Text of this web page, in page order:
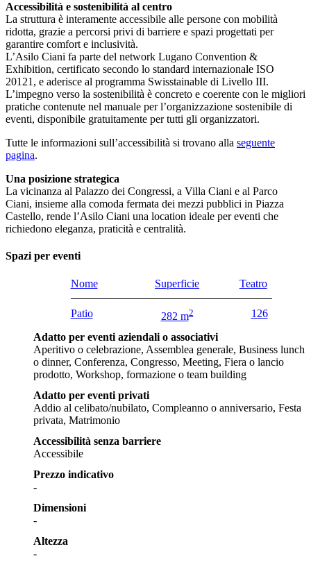
Accessibilità e sostenibilità al centro
La struttura è interamente accessibile alle persone con mobilità
ridotta, grazie a percorsi privi di barriere e spazi progettati per
garantire comfort e inclusività.
L’Asilo Ciani fa parte del network Lugano Convention &
Exhibition, certificato secondo lo standard internazionale ISO
20121, e aderisce al programma Swisstainable di Livello III.
L’impegno verso la sostenibilità è concreto e coerente con le migliori
pratiche contenute nel manuale per l’organizzazione sostenibile di
eventi, disponibile gratuitamente per tutti gli organizzatori.
Tutte le informazioni sull’accessibilità si trovano alla seguente
pagina.
Una posizione strategica
La vicinanza al Palazzo dei Congressi, a Villa Ciani e al Parco
Ciani, insieme alla comoda fermata dei mezzi pubblici in Piazza
Castello, rende l’Asilo Ciani una location ideale per eventi che
richiedono eleganza, praticità e centralità.
Spazi per eventi
Nome Superficie Teatro
Patio 282 m2 126
Adatto per eventi aziendali o associativi
Aperitivo o celebrazione, Assemblea generale, Business lunch
o dinner, Conferenza, Congresso, Meeting, Fiera o lancio
prodotto, Workshop, formazione o team building
Adatto per eventi privati
Addio al celibato/nubilato, Compleanno o anniversario, Festa
privata, Matrimonio
Accessibilità senza barriere
Accessibile
Prezzo indicativo
-
Dimensioni
-
Altezza
-